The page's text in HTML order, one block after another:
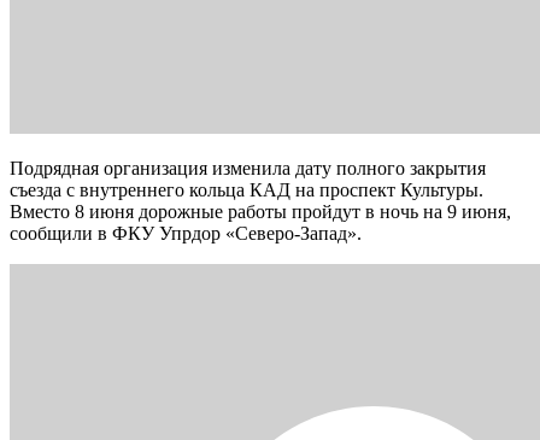
Подрядная организация изменила дату полного закрытия
съезда с внутреннего кольца КАД на проспект Культуры.
Вместо 8 июня дорожные работы пройдут в ночь на 9 июня,
сообщили в ФКУ Упрдор «Северо-Запад».